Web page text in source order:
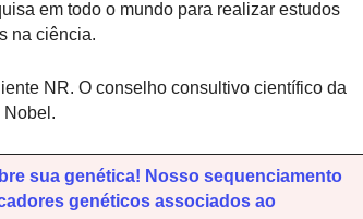
em todo o mundo para realizar estudos
na ciência.
NR. O conselho consultivo científico da
Nobel.
sua genética! Nosso sequenciamento
genéticos associados ao